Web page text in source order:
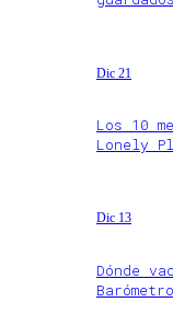
Dic 21
Los 10
Lonely
Dic 13
Dónde